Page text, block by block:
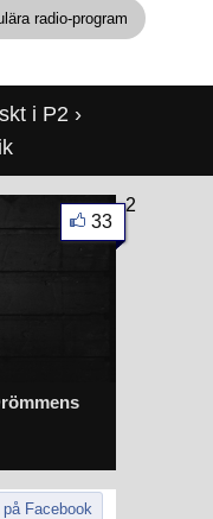
radio-program
i P2 ›
33
på Facebook
2